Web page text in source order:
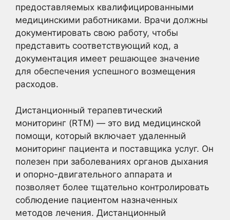
предоставляемых квалифицированными
медицинскими работниками. Врачи должны
документировать свою работу, чтобы
представить соответствующий код, а
документация имеет решающее значение
для обеспечения успешного возмещения
расходов.
Дистанционный терапевтический
мониторинг (RTM) — это вид медицинской
помощи, который включает удаленный
мониторинг пациента и поставщика услуг. Он
полезен при заболеваниях органов дыхания
и опорно-двигательного аппарата и
позволяет более тщательно контролировать
соблюдение пациентом назначенных
методов лечения. Дистанционный